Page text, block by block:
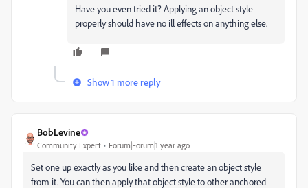
Have you even tried it? Applying an object style
properly should have no ill effects on anything else.
Show 1 more reply
BobLevine
Community Expert Forum|Forum|1 year ago
Set one up exactly as you like and then create an object style
from it. You can then apply that object style to other anchored